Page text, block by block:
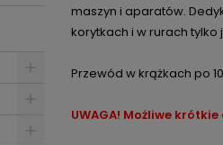
maszyn i aparatów.
korytkach i w rurach
Przewód w krążkach po
UWAGA! Możliwe